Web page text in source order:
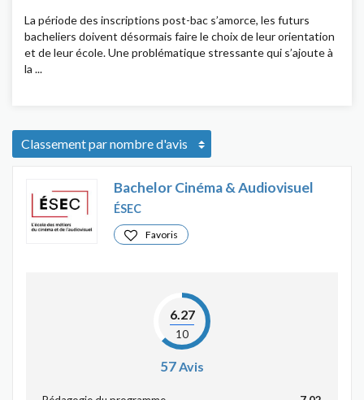
La période des inscriptions post-bac s’amorce, les futurs
bacheliers doivent désormais faire le choix de leur orientation
et de leur école. Une problématique stressante qui s’ajoute à
la ...
Bachelor Cinéma & Audiovisuel
ÉSEC
Favoris
6.27
10
57 Avis